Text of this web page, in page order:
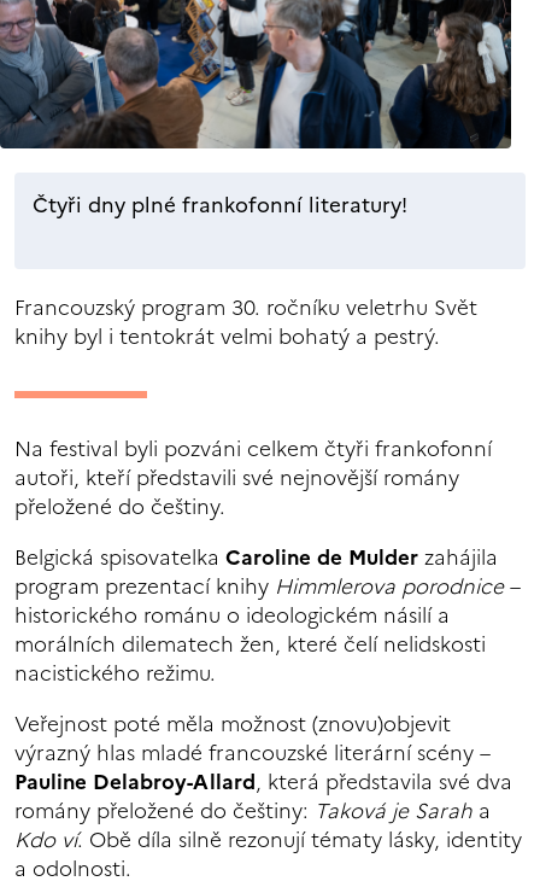
Čtyři dny plné frankofonní literatury!
Francouzský program 30. ročníku veletrhu Svět
knihy byl i tentokrát velmi bohatý a pestrý.
Na festival byli pozváni celkem čtyři frankofonní
autoři, kteří představili své nejnovější romány
přeložené do češtiny.
Belgická spisovatelka Caroline de Mulderzahájila
program prezentací knihy Himmlerova porodnice–
historického románu o ideologickém násilí a
morálních dilematech žen, které čelí nelidskosti
nacistického režimu.
Veřejnost poté měla možnost (znovu)objevit
výrazný hlas mladé francouzské literární scény –
Pauline Delabroy-Allard, která představila své dva
romány přeložené do češtiny: Taková je Sarah a
Kdo ví. Obě díla silně rezonují tématy lásky, identity
a odolnosti.